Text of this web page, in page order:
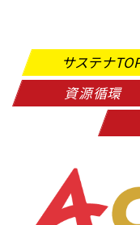
サステナ
資源循環